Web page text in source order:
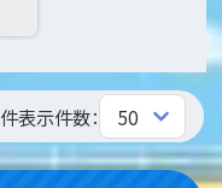
件表示件数：